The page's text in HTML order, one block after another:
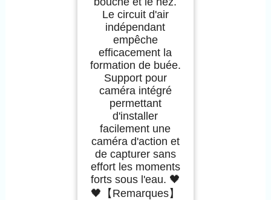
Le circuit d'air
indépendant
empêche
efficacement la
formation de buée.
Support pour
caméra intégré
permettant
d'installer
facilement une
caméra d'action et
de capturer sans
effort les moments
forts sous l'eau. 🖤
🖤【Remarques】